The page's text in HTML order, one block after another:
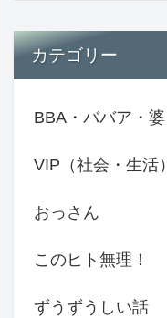
カテゴリー
BBA・ババア・婆
VIP（社会・生活）
おっさん
このヒト無理！
ずうずうしい話